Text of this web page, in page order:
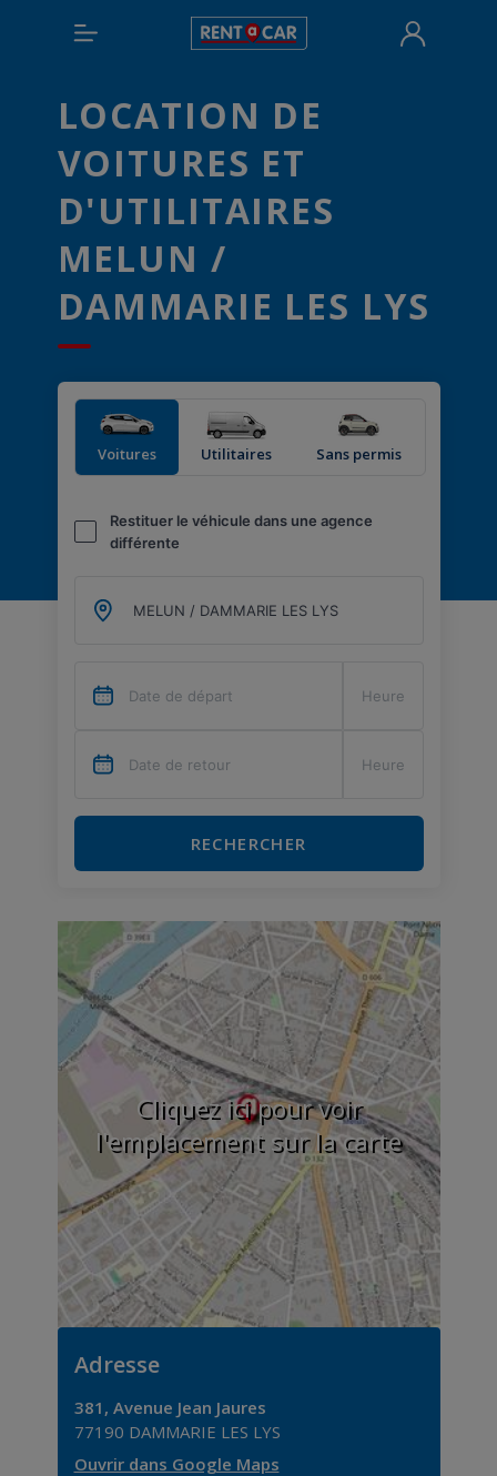
LOCATION DE
VOITURES ET
D'UTILITAIRES
MELUN /
DAMMARIE LES LYS
Voitures Utilitaires Sans permis
Restituer le véhicule dans une agence
différente
RECHERCHER
Cliquez ici pour voir
l'emplacement sur la carte
Adresse
381, Avenue Jean Jaures
77190 DAMMARIE LES LYS
Ouvrir dans Google Maps